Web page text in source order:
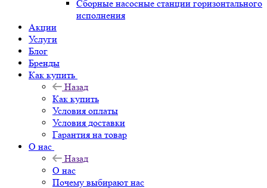
Сборные насосные станции горизонтального
исполнения
Акции
Услуги
Блог
Бренды
Как купить
Назад
Как купить
Условия оплаты
Условия доставки
Гарантия на товар
О нас
Назад
О нас
Почему выбирают нас